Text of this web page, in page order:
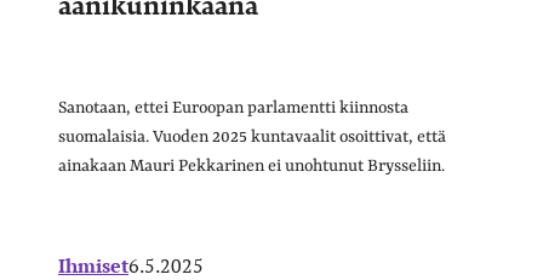
Sanotaan, ettei Euroopan parlamentti kiinnosta
suomalaisia. Vuoden 2025 kuntavaalit osoittivat, että
ainakaan Mauri Pekkarinen ei unohtunut Brysseliin.
Ihmiset6.5.2025